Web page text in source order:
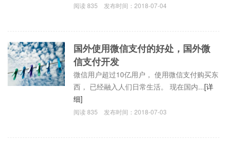
阅读835 发布时间：2018-07-04
国外使用微信支付的好处，国外微
信支付开发
微信用户超过10亿用户， 使用微信支付购买东
西， 已经融入人们日常生活。 现在国内...[详
细]
阅读835 发布时间：2018-07-03